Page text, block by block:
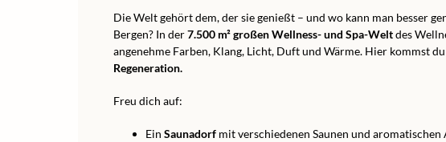
Die Welt gehört dem, der sie genießt – und wo kann man besser
Bergen? In der7.500 m² großen Wellness- und Spa-Weltdes
angenehme Farben, Klang, Licht, Duft und Wärme. Hier kommst
Regeneration.
Freu dich auf:
Ein Saunadorf mit verschiedenen Saunen und aromatischen